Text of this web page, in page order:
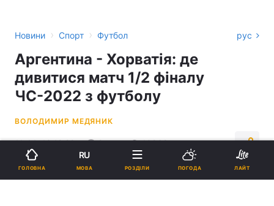
Новини › Спорт › Футбол рус
Аргентина - Хорватія: де
дивитися матч 1/2 фіналу
ЧС-2022 з футболу
ВОЛОДИМИР МЕДЯНИК
11:44, 13.12.22 2 хв. 10869
Підпишіться на нас в Google
ГОЛОВНА
RU
МОВА РОЗДІЛИ ПОГОДА ЛАЙТ